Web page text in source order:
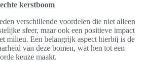
kerstboom
verschillende voordelen die niet alleen
sfeer, maar ook een positieve impact
milieu. Een belangrijk aspect hierbij is de
van deze bomen, wat hen tot een
keuze maakt.